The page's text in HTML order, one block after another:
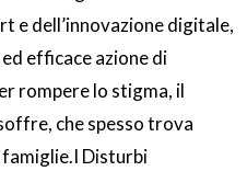
e dell’innovazione digitale,
efficace azione di
rompere lo stigma, il
che spesso trova
Disturbi